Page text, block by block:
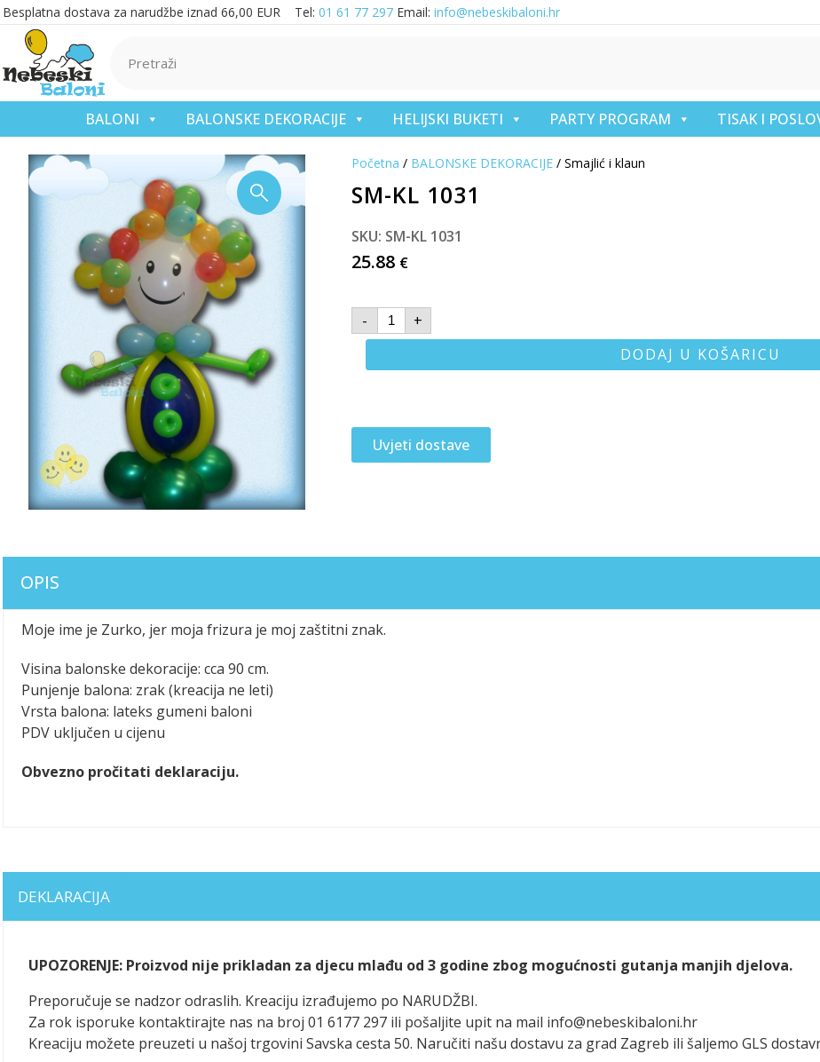
Besplatna dostava za narudžbe iznad 66,00 EUR Tel: 01 61 77 297 Email: info@nebeskibaloni.hr
BALONI BALONSKE DEKORACIJE HELIJSKI BUKETI PARTY PROGRAM TISAK I
Početna / BALONSKE DEKORACIJE/ Smajlić i klaun
SM-KL 1031
SKU: SM-KL 1031
25.88 €
-
+
DODAJ U KOŠARICU
Uvjeti dostave
OPIS
Moje ime je Zurko, jer moja frizura je moj zaštitni znak.
Visina balonske dekoracije: cca 90 cm.
Punjenje balona: zrak (kreacija ne leti)
Vrsta balona: lateks gumeni baloni
PDV uključen u cijenu
Obvezno pročitati deklaraciju.
DEKLARACIJA
UPOZORENJE: Proizvod nije prikladan za djecu mlađu od 3 godine zbog mogućnosti gutanja manjih djelova.
Preporučuje se nadzor odraslih. Kreaciju izrađujemo po NARUDŽBI.
Za rok isporuke kontaktirajte nas na broj 01 6177 297 ili pošaljite upit na mail info@nebeskibaloni.hr
Kreaciju možete preuzeti u našoj trgovini Savska cesta 50. Naručiti našu dostavu za grad Zagreb ili šaljemo GLS